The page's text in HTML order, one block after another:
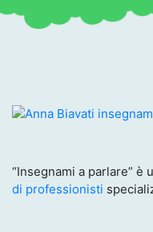
“Insegnami a parlare”
di professionisti